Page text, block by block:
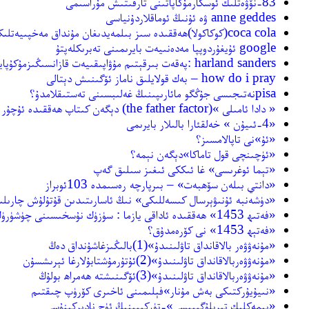
anne geddes ۋە ئۇنىڭ ئوماقلاردۇنياسى
coca cola(كوكاكولا)ھەققىدە سىز بىلمەيدىغان مۇنداق مەخپىيەتلىكلەرمۇ بار
google ئۇيغۇردوپپا مەدەنىيەت بايرىمىنى تەبرىكلەپتۇ
harland sanders :پەقەت بىرقېتىم مۇۋاپىقىيەت قازانسىڭىزمۇكۇپايە
how do i pray – بەك قولايلىق ناماز ئۆگىنىش دېتالى
pisaنەتىجىسى جۇڭگو مائارىپىنىڭ غەلىبسىنى تەستىقلامدۇ؟
« دادا ئامىلى »(the father factor) دېگەن كىتاپ ھەققىدە ئۇچۇر
«4-ئىيۇن » خەلقئارا بالىلار بايرىمى
«ئۇ»نى تاپالامسىز؟
«ئۈچىنچى قول تاماكا»دېگەن نېمە؟
«تېما ئوغرىسى» غا ئىككى ئىغىز سىلىق گەپ
«دانتي بىلەن سۆھبەت» – بىرپارچە رەسىمدە 103ئوبراز
«دۈشەنبە ئۇنىۋېرسال كىسەللىكى» نىڭ ئاسارىتىدىن قۇتۇلۇش
«فەتىھ 1453» ھەققىدە ئاداقى يازما : سۈزۈك نۇسخىسىنى چۈشۈرۈڭ
«فەتېھ 1453» نى كۆرەمدۇق؟
«مۇنەۋۋەر بالاقانداق تاۋلىنىدۇ»(1)بالىڭىزغاشۇنداق دەڭ
«مۇنەۋۋەربالاقانداق تاۋلىنىدۇ»(2)ئۇتۇرمۇشتابۇلارغا ئېرىشسۇن
«مۇنەۋۋەربالاقانداق تاۋلىنىدۇ»(3)ئۆگىنىشتە ھەمراھ بولۇڭ
«نىيۇيۇركتىكى بەش مۇنار»فېلىمىنى ئاخىرى كۆرۈپ چىقتىم
«يېمەكلىك تىرىلۇگىيىسى»-تۈركىيىنىڭ ئۈچ نادىركىنۇسى